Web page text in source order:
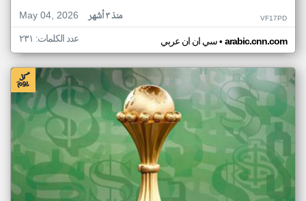
May 04, 2026
منذ ٣ أشهر VF17PD
سي ان ان عربي• arabic.cnn.com عدد الكلمات: ٢٣١